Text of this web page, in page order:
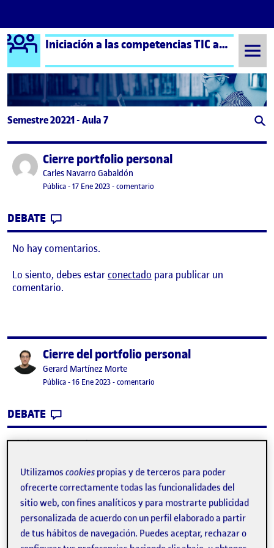
Saltar al contenido
Logo Ágora Iniciación a las competencias TIC aula 7
Semestre 20221 - Aula 7
Publicado porCierre portfolio personal
Publicado por
Carles Navarro Gabaldón
Visibilidad:
Pública-Fecha de publicación
17 Ene 202317 enero, 2023 6:39 pm
-comentario
DEBATE
No hay comentarios.
Lo siento, debes estarconectado para publicar un
comentario.
Publicado porCierre del portfolio personal
Publicado por
Gerard Martínez Morte
Visibilidad:
Pública-Fecha de publicación
16 Ene 2023-comentario
DEBATE
No hay comentarios.
Lo siento, debes estarconectadopara publicar un
comentario.
Utilizamoscookies propias y de terceros para poder
ofrecerte correctamente todas las funcionalidades del
sitio web, con fines analíticos y para mostrarte publicidad
personalizada de acuerdo con un perfil elaborado a partir
de tus hábitos de navegación. Puedes aceptar, rechazar o